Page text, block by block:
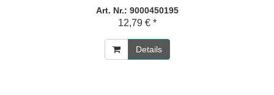
Art. Nr.: 9000450195
12,79 € *
Details